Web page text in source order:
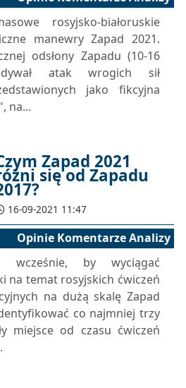
rosyjsko-białoruskie
manewry Zapad 2021.
odsłony Zapadu (10-16
atak wrogich sił
jako fikcyjna
na...
Zapad 2021
się od Zapadu
16-09-2021 11:47
Opinie Komentarze Analizy
by wyciągać
na temat rosyjskich ćwiczeń
na dużą skalę Zapad
co najmniej trzy
miejsce od czasu ćwiczeń